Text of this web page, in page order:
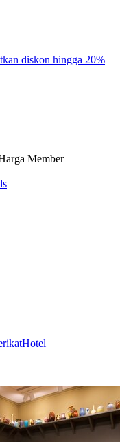
diskon hingga 20%
Member
Hotel